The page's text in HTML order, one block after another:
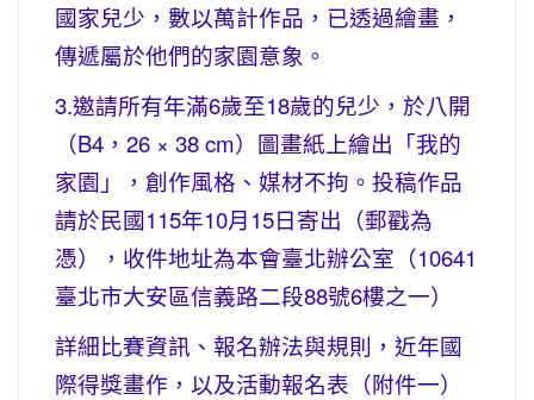
國家兒少，數以萬計作品，已透過繪畫，
傳遞屬於他們的家園意象。
3.邀請所有年滿6歲至18歲的兒少，於八開
（B4，26 × 38 cm）圖畫紙上繪出「我的
家園」，創作風格、媒材不拘。投稿作品
請於民國115年10月15日寄出（郵戳為
憑），收件地址為本會臺北辦公室（10641
臺北市大安區信義路二段88號6樓之一）
詳細比賽資訊、報名辦法與規則，近年國
際得獎畫作，以及活動報名表（附件一）